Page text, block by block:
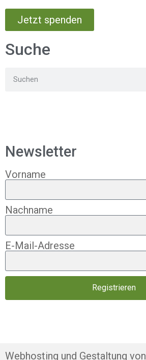
Jetzt spenden
Suche
Newsletter
Vorname
Nachname
E-Mail-Adresse
Registrieren
Webhosting und Gestaltung von